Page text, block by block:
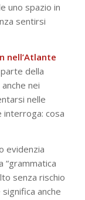
uno spazio in
sentirsi
nell’Atlante
della
nei
nelle
interroga: cosa
evidenzia
“grammatica
senza rischio
anche